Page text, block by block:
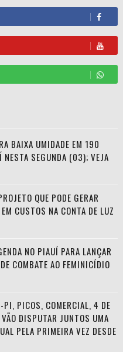
BAIXA UMIDADE EM 190
NESTA SEGUNDA (03); VEJA
QUE PODE GERAR
CUSTOS NA CONTA DE LUZ
NO PIAUÍ PARA LANÇAR
COMBATE AO FEMINICÍDIO
PI, PICOS, COMERCIAL, 4 DE
DISPUTAR JUNTOS UMA
PELA PRIMEIRA VEZ DESDE